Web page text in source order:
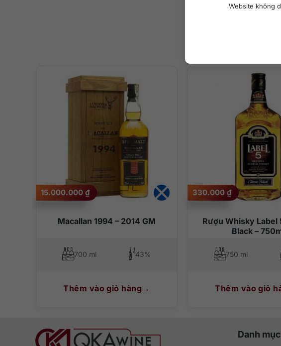
Website không
– Hương thơm: Mùi thơm nồng đậm đặc biệt của thùng gỗ sồi cũ với
– Hương vị: Trên vòm miệng là chuỗi hương vị cô cùng phức tạp, phong
quả sung tươi, mận, nho khô, nghệ tây, trà roibos, mạch nha, gừng, thì là
– Hậu vị: Vị ngọt sắc nét vẫn còn hiện diện trên lưỡi rồi dần nhường chỗ
Macallan 1994 – 2014 GM
15.000.000 ₫
700 ml 43%
Thêm vào giỏ hàng
Rượu Whisky Label
Black –
330.000 ₫
750 ml
Thêm vào giỏ
Danh